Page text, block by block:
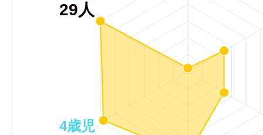
4歳児
29人